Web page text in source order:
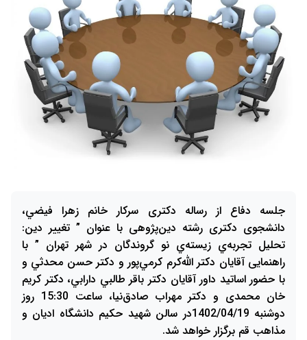
جلسه دفاع از رساله دکتری سرکار خانم زهرا فيضي،
دانشجوی دکتری رشته دین‌پژوهی با عنوان ” تغيير دين:
تحليل تجربه‌ي زيسته‌ي نو گروندگان در شهر تهران ” با
راهنمایی آقایان دکتر الله‌كرم كرمي‌پور و دكتر حسن محدثي و
با حضور اساتید داور آقایان دکتر باقر طالبي دارابي، دکتر کریم
خان محمدی و دكتر مهراب صادق‌نيا، ساعت 15:30 روز
دوشنبه 1402/04/19در سالن شهید حکیم دانشگاه ادیان و
مذاهب قم برگزار خواهد شد.